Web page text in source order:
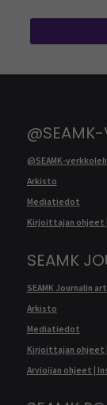
@SEAMK-
@SEAMK-
Arkisto
Mediatiedot
Kirjoittajan ohjeet
SEAMK
SEAMK Journalin
Arkisto
Mediatiedot
Kirjoittajan ohjeet
Arvioijan ohjeet |